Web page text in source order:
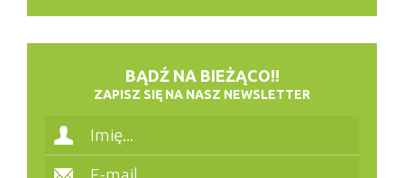
BĄDŹ NA BIEŻĄCO!!
ZAPISZ SIĘ NA NASZ NEWSLETTER